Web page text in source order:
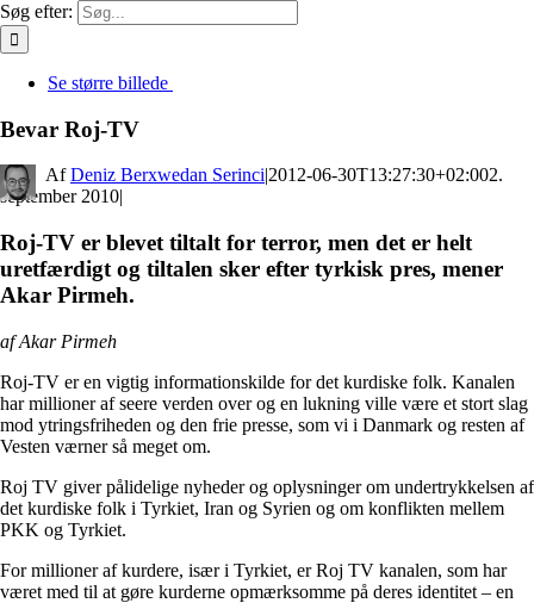
Søg efter:
Se større billede
Bevar Roj-TV
By Deniz Berxwedan Serinci|2012-06-30T13:27:30+02:002.
september 2010|
Roj-TV er blevet tiltalt for terror, men det er helt
uretfærdigt og tiltalen sker efter tyrkisk pres, mener
Akar Pirmeh.
af Akar Pirmeh
Roj-TV er en vigtig informationskilde for det kurdiske folk. Kanalen
har millioner af seere verden over og en lukning ville være et stort slag
mod ytringsfriheden og den frie presse, som vi i Danmark og resten af
Vesten værner så meget om.
Roj TV giver pålidelige nyheder og oplysninger om undertrykkelsen af
det kurdiske folk i Tyrkiet, Iran og Syrien og om konflikten mellem
PKK og Tyrkiet.
For millioner af kurdere, især i Tyrkiet, er Roj TV kanalen, som har
været med til at gøre kurderne opmærksomme på deres identitet – en